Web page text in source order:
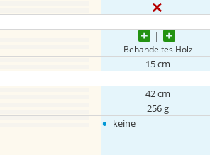
Behandeltes Holz
15 cm
42 cm
256 g
• keine